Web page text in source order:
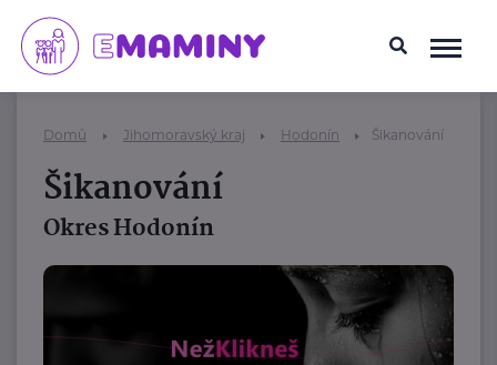
Domů Jihomoravský kraj Hodonín Šikanování
Šikanování
Okres Hodonín